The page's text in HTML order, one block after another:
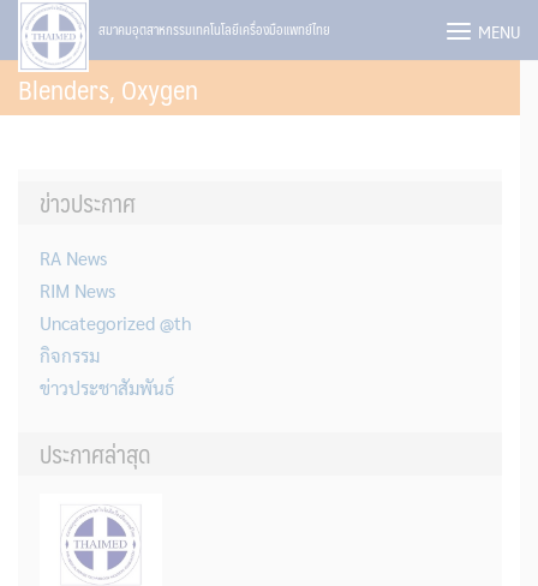
Skip
content
สมาคมอุตสาหกรรมเทคโนโลยีเครื่องมือแพทย์ไทย MENU
Blenders, Oxygen
ข่าวประกาศ
RA News
RIM News
Uncategorized @th
กิจกรรม
ข่าวประชาสัมพันธ์
ประกาศล่าสุด